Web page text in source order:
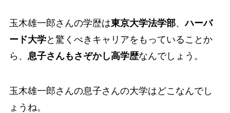
玉木雄一郎さんの学歴は東京大学法学部、ハーバ
ード大学と驚くべきキャリアをもっていることか
ら、 息子さんもさぞかし高学歴なんでしょう。
玉木雄一郎さんの息子さんの大学はどこなんでし
ょうね。